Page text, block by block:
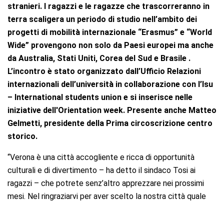
stranieri. I ragazzi e le ragazze che trascorreranno in
terra scaligera un periodo di studio nell’ambito dei
progetti di mobilità internazionale “Erasmus” e “World
Wide” provengono non solo da Paesi europei ma anche
da Australia, Stati Uniti, Corea del Sud e Brasile .
L’incontro è stato organizzato dall’Ufficio Relazioni
internazionali dell’università in collaborazione con l’Isu
– International students union e si inserisce nelle
iniziative dell'Orientation week. Presente anche Matteo
Gelmetti, presidente della Prima circoscrizione centro
storico.
“Verona è una città accogliente e ricca di opportunità
culturali e di divertimento – ha detto il sindaco Tosi ai
ragazzi – che potrete senz’altro apprezzare nei prossimi
mesi. Nel ringraziarvi per aver scelto la nostra città quale